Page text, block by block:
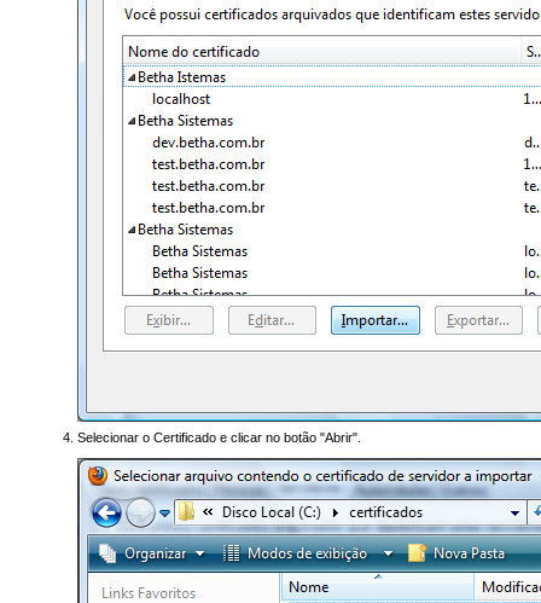
Selecionar o Certificado e clicar no botão "Abrir".